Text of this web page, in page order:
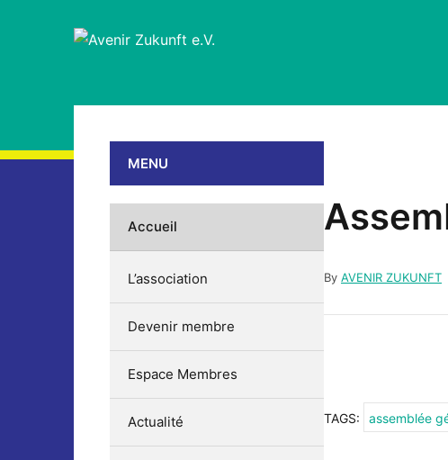
By AVENIR ZUKUNFT
TAGS: assemblée
MENU
Accueil
L’association
Devenir membre
Espace Membres
Actualité